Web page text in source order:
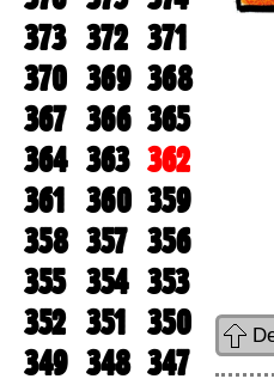
373 372 371
370 369 368
367 366 365
364 363 362
361 360 359
358 357 356
355 354 353
352 351 350
349 348 347